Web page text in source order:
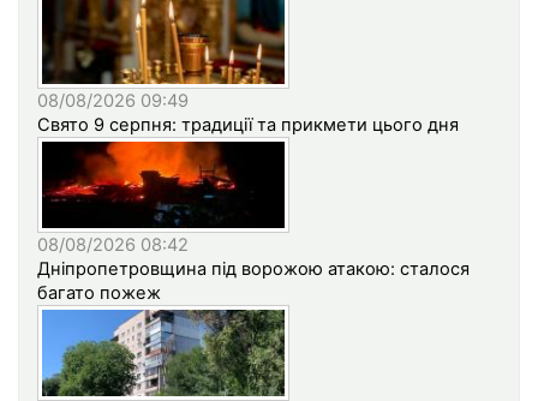
08/08/2026 09:49
Свято 9 серпня: традиції та прикмети цього дня
08/08/2026 08:42
Дніпропетровщина під ворожою атакою: сталося
багато пожеж